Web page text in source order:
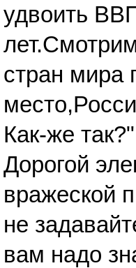
удвоить
стран мира
Как-же так?"
Дорогой
вражеской
не
вам надо